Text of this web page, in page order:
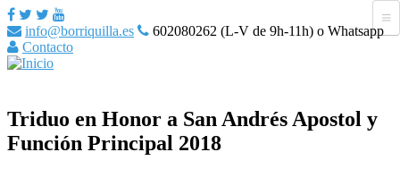
info@borriquilla.es
602080262 (L-V de 9h-11h) o Whatsapp
Contacto
Triduo en Honor a San Andrés Apostol y
Función Principal 2018